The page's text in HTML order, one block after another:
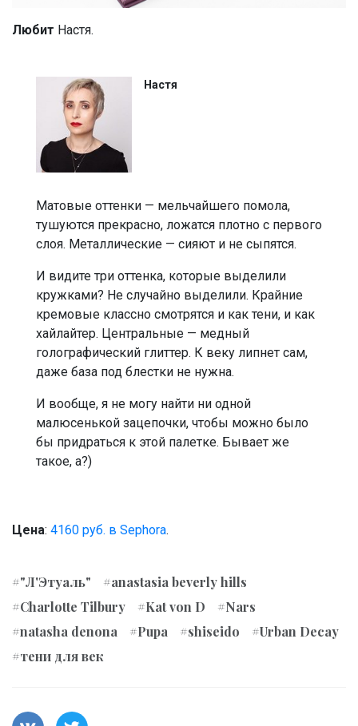
Любит Настя.
Настя
Матовые оттенки — мельчайшего помола,
тушуются прекрасно, ложатся плотно с первого
слоя. Металлические — сияют и не сыпятся.
И видите три оттенка, которые выделили
кружками? Не случайно выделили. Крайние
кремовые классно смотрятся и как тени, и как
хайлайтер. Центральные — медный
голографический глиттер. К веку липнет сам,
даже база под блестки не нужна.
И вообще, я не могу найти ни одной
малюсенькой зацепочки, чтобы можно было
бы придраться к этой палетке. Бывает же
такое, а?)
Цена: 4160 руб. в Sephora.
#"Л'Этуаль"
#anastasia beverly hills
#Charlotte Tilbury
#Kat von D
#Nars
#natasha denona
#Pupa #shiseido
#Urban Decay
#тени для век